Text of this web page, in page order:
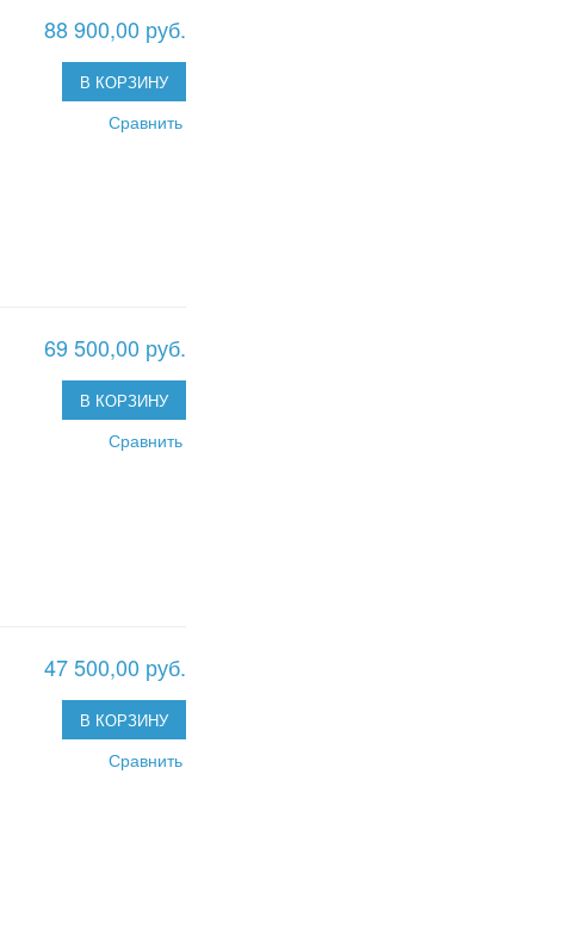
88 900,00 руб.
В КОРЗИНУ
Сравнить
69 500,00 руб.
В КОРЗИНУ
Сравнить
47 500,00 руб.
В КОРЗИНУ
Сравнить